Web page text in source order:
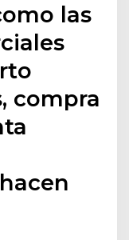
las
compra